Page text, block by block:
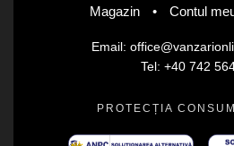
Magazin • Contul
Email:
Tel: +40 742
PROTECȚIA